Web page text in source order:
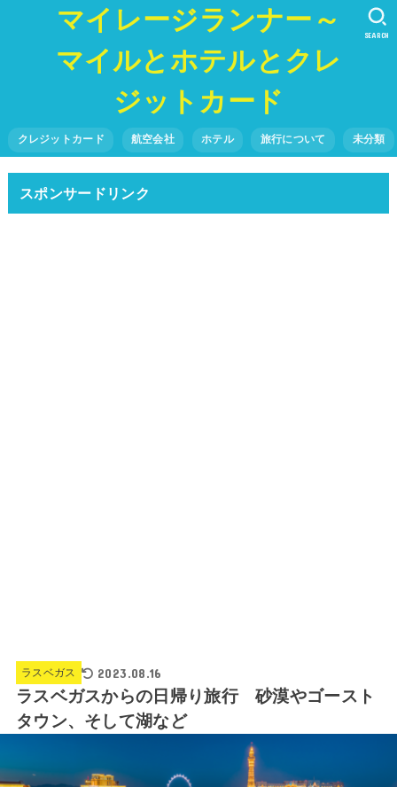
マイレージランナー～
マイルとホテルとクレ
ジットカード
クレジットカード 航空会社 ホテル 旅行について 未分類
SEARCH
スポンサードリンク
ラスベガス 2023.08.16
ラスベガスからの日帰り旅行 砂漠やゴースト
タウン、そして湖など